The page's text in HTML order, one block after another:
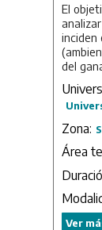
El
inciden
del
Zona:
Área
Ver